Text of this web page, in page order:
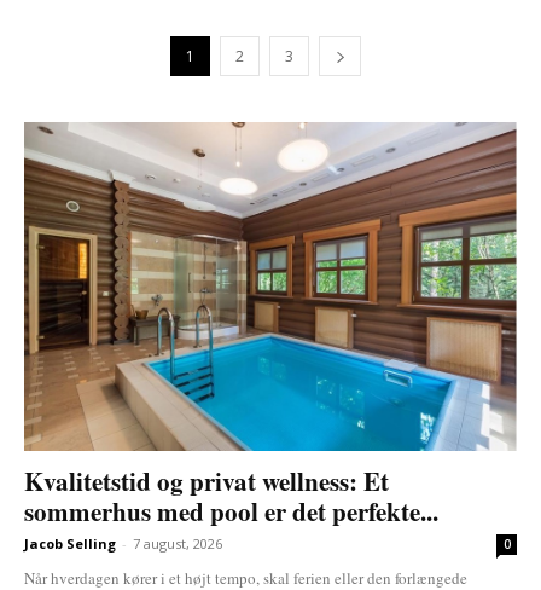
1 2 3
Kvalitetstid og privat wellness: Et
sommerhus med pool er det perfekte...
Jacob Selling - 7 august, 2026 0
Når hverdagen kører i et højt tempo, skal ferien eller den forlængede